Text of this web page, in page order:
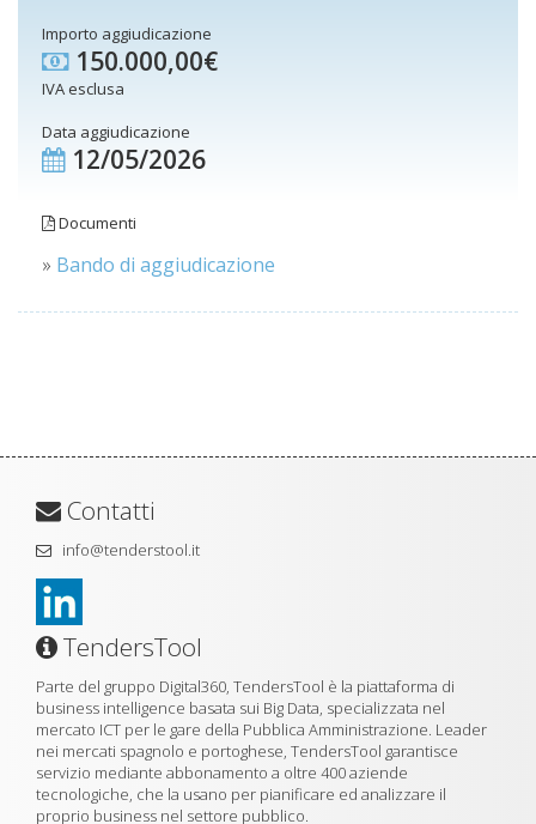
Importo aggiudicazione
150.000,00€
IVA esclusa
Data aggiudicazione
12/05/2026
Documenti
» Bando di aggiudicazione
Contatti
info@tenderstool.it
TendersTool
Parte del gruppo Digital360, TendersTool è la piattaforma di
business intelligence basata sui Big Data, specializzata nel
mercato ICT per le gare della Pubblica Amministrazione. Leader
nei mercati spagnolo e portoghese, TendersTool garantisce
servizio mediante abbonamento a oltre 400 aziende
tecnologiche, che la usano per pianificare ed analizzare il
proprio business nel settore pubblico.